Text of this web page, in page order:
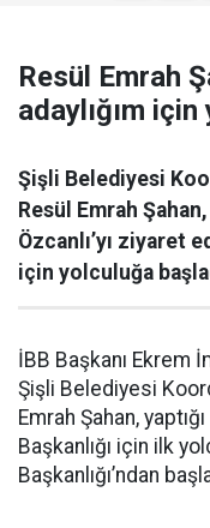
Resül Emrah
adaylığım
Şişli Belediyesi
Resül Emrah
Özcanlı’yı ziyaret
için yolculuğa
İBB Başkanı Ekrem
Şişli Belediyesi
Emrah Şahan,
Başkanlığı için ilk
Başkanlığı’ndan